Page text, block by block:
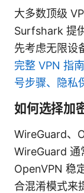
大多数顶级
Surfshark 提
先考虑无限设
完整 VPN 指
号步骤、隐私
如何选择加
WireGuard、
WireGuard 通
OpenVPN 稳
合混淆模式来